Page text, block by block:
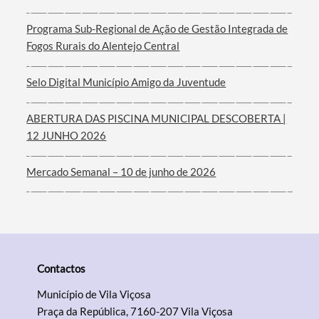
Programa Sub-Regional de Ação de Gestão Integrada de
Fogos Rurais do Alentejo Central
Selo Digital Município Amigo da Juventude
ABERTURA DAS PISCINA MUNICIPAL DESCOBERTA |
12 JUNHO 2026
Mercado Semanal – 10 de junho de 2026
Contactos
Município de Vila Viçosa
Praça da República, 7160-207 Vila Viçosa